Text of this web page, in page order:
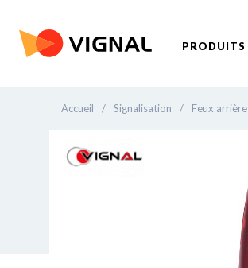
PRODUITS
Accueil / Signalisation / Feux arrière